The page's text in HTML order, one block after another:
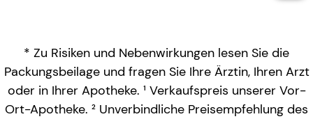
* Zu Risiken und Nebenwirkungen lesen Sie die
Packungsbeilage und fragen Sie Ihre Ärztin, Ihren Arzt
oder in Ihrer Apotheke. ¹ Verkaufspreis unserer Vor-
Ort-Apotheke. ² Unverbindliche Preisempfehlung des